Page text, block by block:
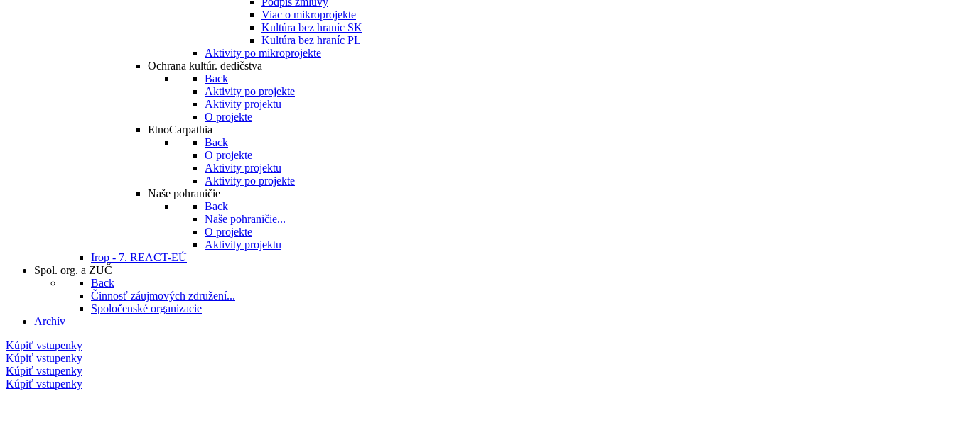
Viac o mikroprojekte
Kultúra bez hraníc SK
Kultúra bez hraníc PL
Aktivity po mikroprojekte
Ochrana kultúr. dedičstva
Back
Aktivity po projekte
Aktivity projektu
O projekte
EtnoCarpathia
Back
O projekte
Aktivity projektu
Aktivity po projekte
Naše pohraničie
Back
Naše pohraničie...
O projekte
Aktivity projektu
Irop - 7. REACT-EÚ
Spol. org. a ZUČ
Back
Činnosť záujmových združení...
Spoločenské organizacie
Archív
Kúpiť vstupenky
Kúpiť vstupenky
Kúpiť vstupenky
Kúpiť vstupenky